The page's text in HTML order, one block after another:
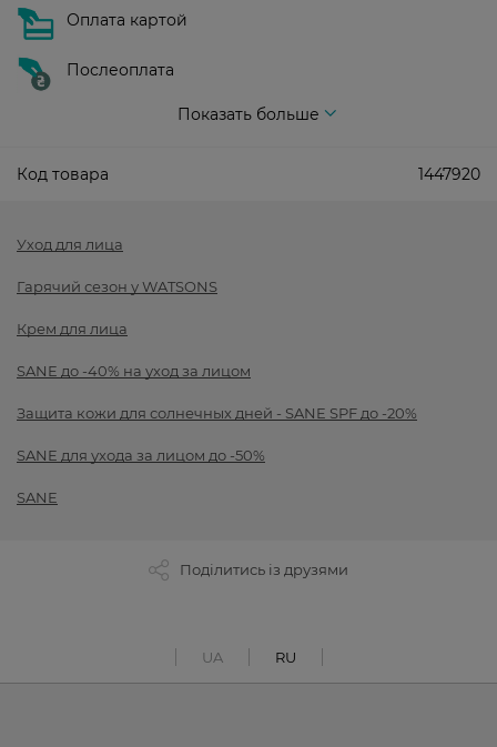
Оплата картой
Послеоплата
Показать больше
Код товара 1447920
Уход для лица
Гарячий сезон у WATSONS
Крем для лица
SANE до -40% на уход за лицом
Защита кожи для солнечных дней - SANE SPF до -20%
SANE для ухода за лицом до -50%
SANE
Поділитись із друзями
UA RU